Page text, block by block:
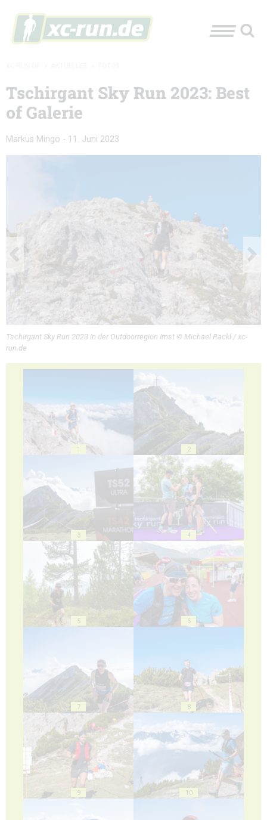
Tschirgant Sky Run 2023: Best
of Galerie
Markus Mingo - 11. Juni 2023
Tschirgant Sky Run 2023 in der Outdoorregion Imst © Michael Rackl / xc-
run.de
1 2
3 4
5 6
7 8
9 10